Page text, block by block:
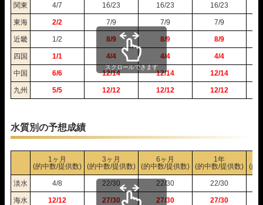
05月23日びわこ10R
2-1-3 70,000円
700%
05月22日桐生09R
1-2-5 69,600円
696%
05月22日多摩川12R
10,000円
05月21日下関12R
1-2-4 10,000円 0円
0%
05月21日多摩川10R
1-3-4 10,000円 62,400円
624%
05月11日若松12R
3-1-4 10,000円 78,800円
788%
05月11日児島10R
2-3-6 25,800円 258%
関東 4/7 16/23 16/23 16/23
東海 2/2 7/9 7/9 7/9
近畿 1/2 8/9 8/9 8/9
四国 1/1 4/4 4/4 4/4
中国 6/6 12/14 12/14 12/14
九州 5/5 12/12 12/12 12/12
スクロールできます
水質別の予想成績
1ヶ月
(的中数/提供数)
3ヶ月
(的中数/提供数)
6ヶ月
(的中数/提供数)
1年
(的中数/提供数)
(的
淡水 4/8 22/30 22/30 22/30
海水 12/12 27/30 27/30 27/30